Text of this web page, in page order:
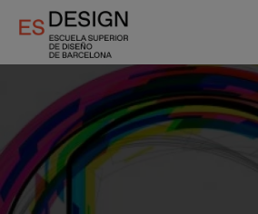
contenido
principal